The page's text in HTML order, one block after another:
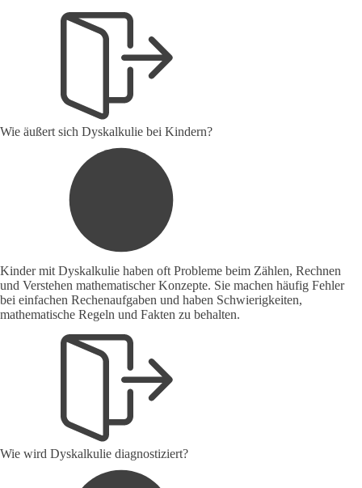
Wie äußert sich Dyskalkulie bei Kindern?
Kinder mit Dyskalkulie haben oft Probleme beim Zählen, Rechnen
und Verstehen mathematischer Konzepte. Sie machen häufig Fehler
bei einfachen Rechenaufgaben und haben Schwierigkeiten,
mathematische Regeln und Fakten zu behalten.
Wie wird Dyskalkulie diagnostiziert?